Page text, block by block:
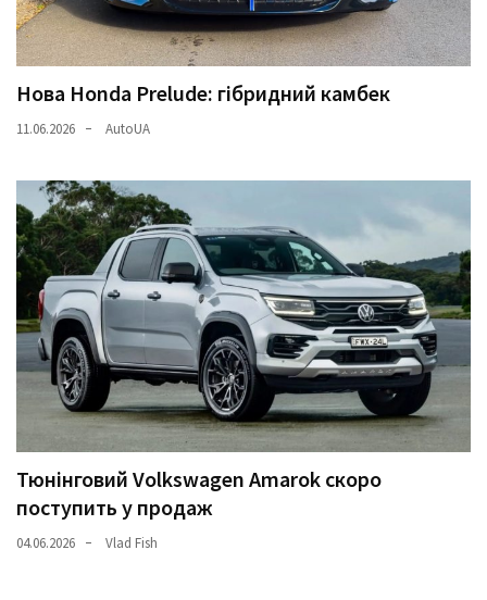
Нова Honda Prelude: гібридний камбек
11.06.2026 AutoUA
Тюнінговий Volkswagen Amarok скоро
поступить у продаж
04.06.2026 Vlad Fish